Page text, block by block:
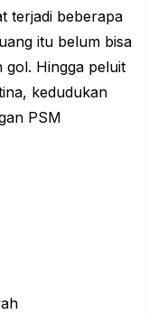
terjadi beberapa
itu belum bisa
gol. Hingga peluit
kedudukan
PSM